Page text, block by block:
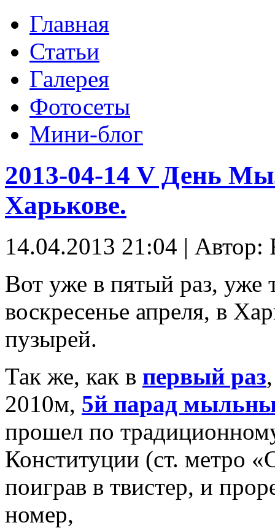
Главная
Статьи
Галерея
Фотосеты
Мини-блог
2013-04-14 V День
Харькове.
14.04.2013 21:04 | Автор:
Вот уже в пятый раз, уже
воскресенье апреля, в
пузырей.
Так же, как в первый раз
2010м, 5й парад
прошел по
Конституции (ст. метро
поиграв в твистер, и
номер,